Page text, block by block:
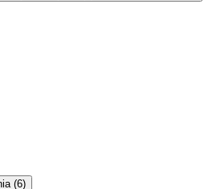
am servit,
(6)